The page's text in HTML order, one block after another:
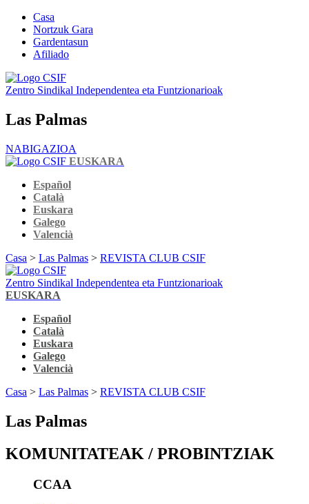
Casa
Nortzuk Gara
Gardentasun
Afiliado
Zentro Sindikal Independentea eta Funtzionarioak
Las Palmas
NABIGAZIOA
EUSKARA
Español
Català
Euskara
Galego
Valencià
Casa > Las Palmas > REVISTA CLUB CSIF
Zentro Sindikal Independentea eta Funtzionarioak
EUSKARA
Español
Català
Euskara
Galego
Valencià
Casa > Las Palmas > REVISTA CLUB CSIF
Las Palmas
KOMUNITATEAK / PROBINTZIAK
CCAA